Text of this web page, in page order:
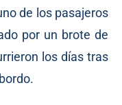
de los pasajeros
por un brote de
los días tras